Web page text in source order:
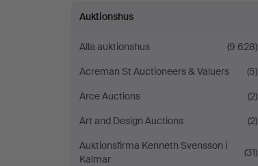
Auktionshus
Alla auktionshus
(9 628)
Acreman St Auctioneers & Valuers
(5)
Arce Auctions
(2)
Art and Design Auctions
(2)
Auktionsfirma Kenneth Svensson i
Kalmar
(31)